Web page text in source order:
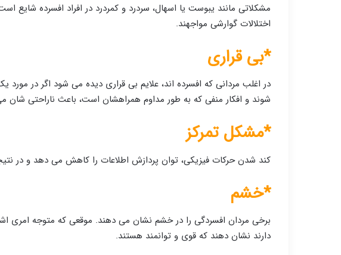
مشکلاتی مانند یبوست یا اسهال، سردرد و کمردرد در افراد افسرده شایع
اختلالات گوارشی مواجهند.
*بی قراری
در اغلب مردانی که افسرده اند، علایم بی قراری دیده می شود اگر در
شوند و افکار منفی که به طور مداوم همراهشان است، باعث ناراحتی شان
*مشکل تمرکز
کند شدن حرکات فیزیکی، توان پردازش اطلاعات را کاهش می دهد و در
*خشم
برخی مردان افسردگی را در خشم نشان می دهند. موقعی که متوجه امری
دارند نشان دهند که قوی و توانمند هستند.